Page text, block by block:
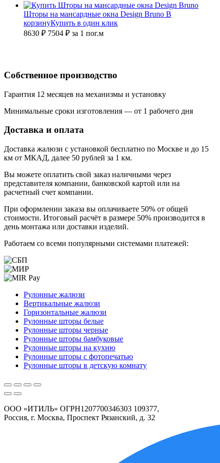
Шторы на мансардные окна Design Bruno В
корзинуКупить в один клик
8630 ₽ 7504 ₽ за 1 пог.м
Собственное производство
Гарантия 12 месяцев на механизмы и установку
Минимальные сроки изготовления — от 1 рабочего дня
Доставка и оплата
Доставка жалюзи с установкой бесплатно по Москве и до 15
км от МКАД, далее 50 рублей за 1 км.
Вы можете оплатить свой заказ наличными через
представителя компании, банковской картой или на
расчетный счет компании.
При оформлении заказа вы оплачиваете 50% от общей
стоимости. Итоговый расчёт в размере 50% производится в
день монтажа или доставки изделий.
Работаем со всеми популярными системами платежей:
Рулонные жалюзи
Вертикальные жалюзи
Горизонтальные жалюзи
Рулонные шторы белые
Рулонные шторы черные
Рулонные шторы бамбуковые
Рулонные шторы на кухню
Рулонные шторы с фотопечатью
Рулонные шторы в детскую комнату
ООО «ИТИЛЬ» ОГРН1207700346303 109377,
Россия, г. Москва, Проспект Рязанский, д. 32